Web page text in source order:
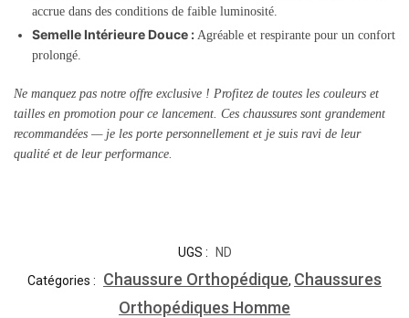
accrue dans des conditions de faible luminosité.
Semelle Intérieure Douce : Agréable et respirante pour un confort
prolongé.
Ne manquez pas notre offre exclusive ! Profitez de toutes les couleurs et
tailles en promotion pour ce lancement. Ces chaussures sont grandement
recommandées — je les porte personnellement et je suis ravi de leur
qualité et de leur performance.
UGS :
ND
Catégories :
Chaussure Orthopédique, Chaussures
Orthopédiques Homme